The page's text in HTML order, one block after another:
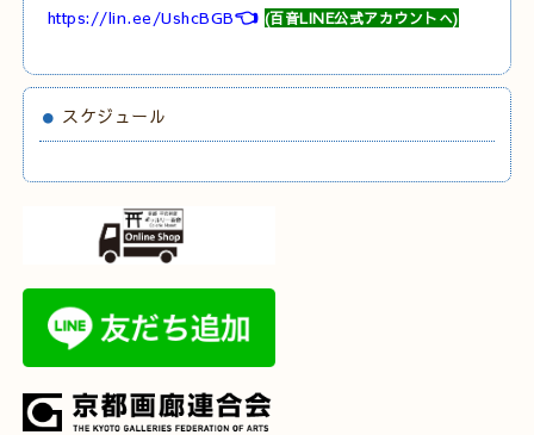
https://lin.ee/UshcBGB👈 (百音LINE公式アカウントへ)
スケジュール